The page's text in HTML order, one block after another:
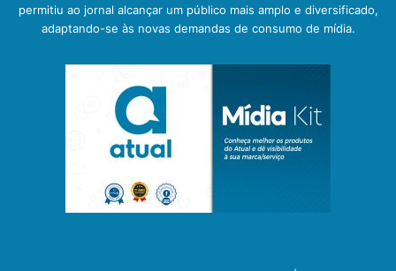
permitiu ao jornal alcançar um público mais amplo e diversificado,
adaptando-se às novas demandas de consumo de mídia.